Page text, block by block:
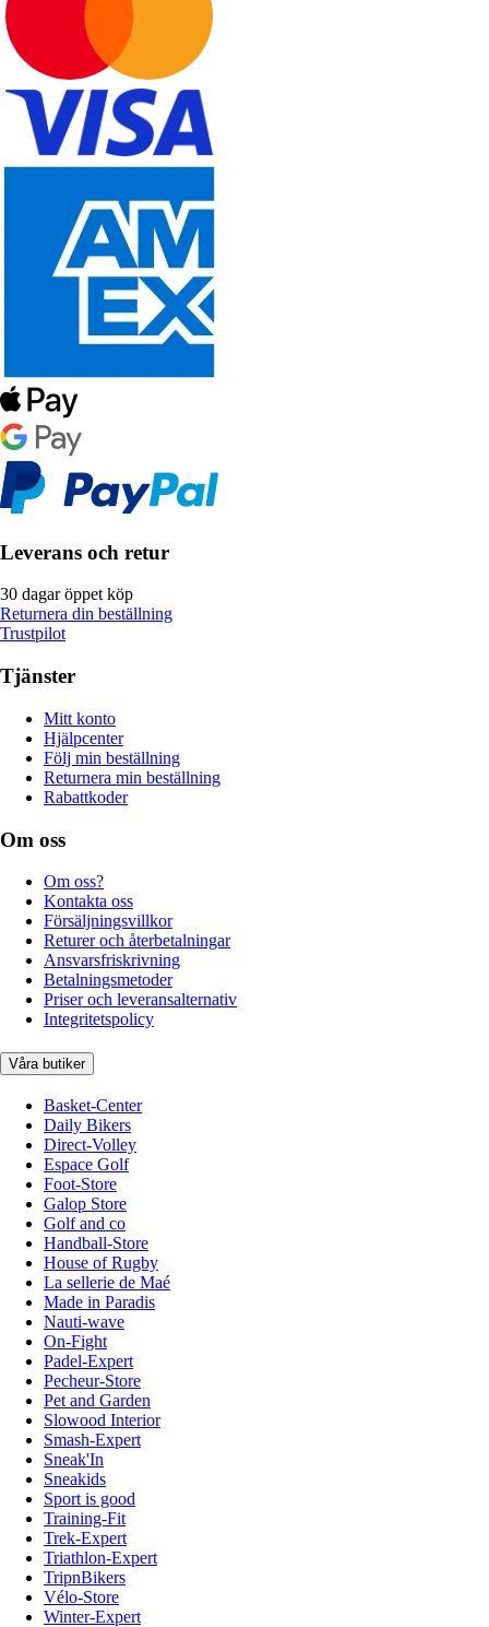
Leverans och retur
30 dagar öppet köp
Returnera din beställning
Trustpilot
Tjänster
Mitt konto
Hjälpcenter
Följ min beställning
Returnera min beställning
Rabattkoder
Om oss
Om oss?
Kontakta oss
Försäljningsvillkor
Returer och återbetalningar
Ansvarsfriskrivning
Betalningsmetoder
Priser och leveransalternativ
Integritetspolicy
Våra butiker
Basket-Center
Daily Bikers
Direct-Volley
Espace Golf
Foot-Store
Galop Store
Golf and co
Handball-Store
House of Rugby
La sellerie de Maé
Made in Paradis
Nauti-wave
On-Fight
Padel-Expert
Pecheur-Store
Pet and Garden
Slowood Interior
Smash-Expert
Sneak'In
Sneakids
Sport is good
Training-Fit
Trek-Expert
Triathlon-Expert
TripnBikers
Vélo-Store
Winter-Expert